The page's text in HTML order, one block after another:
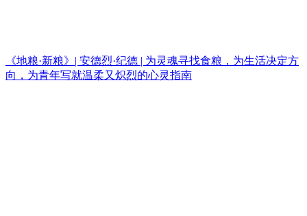
《地粮·新粮》| 安德烈·纪德 | 为灵魂寻找食粮，为生活决定方
向，为青年写就温柔又炽烈的心灵指南